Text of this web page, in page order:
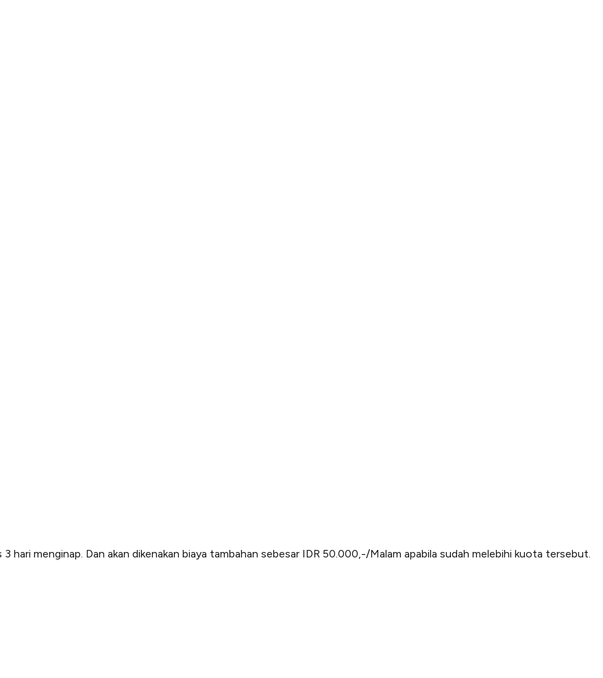
hari menginap. Dan akan dikenakan biaya tambahan sebesar IDR 50.000,-/Malam apabila sudah melebihi kuota tersebut.